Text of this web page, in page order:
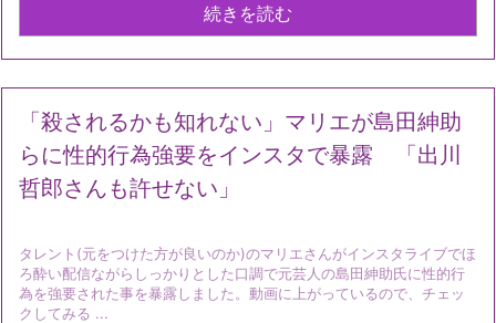
続きを読む
「殺されるかも知れない」マリエが島田紳助
らに性的行為強要をインスタで暴露 「出川
哲郎さんも許せない」
タレント(元をつけた方が良いのか)のマリエさんがインスタライブでほ
ろ酔い配信ながらしっかりとした口調で元芸人の島田紳助氏に性的行
為を強要された事を暴露しました。動画に上がっているので、チェッ
クしてみる ...